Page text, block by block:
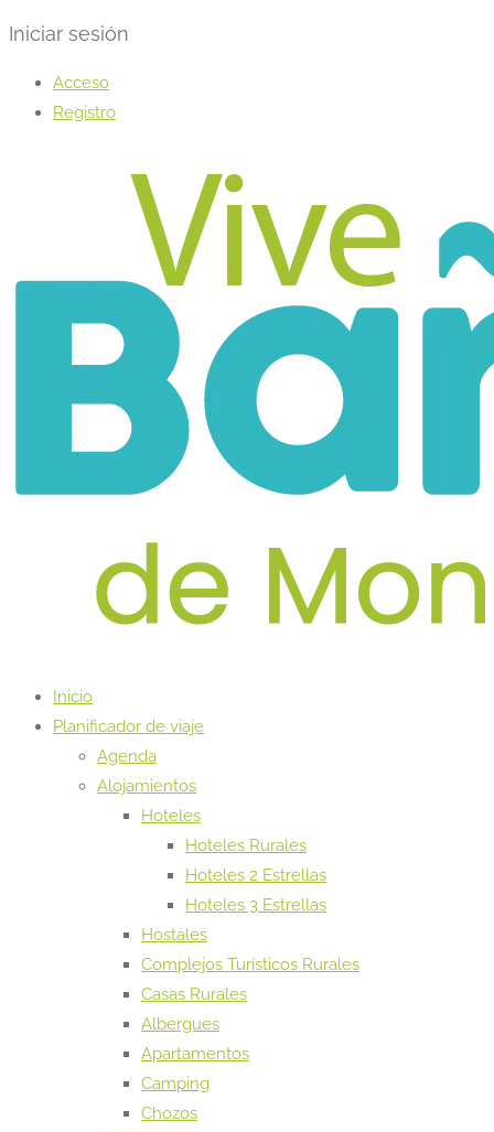
Iniciar sesión
Acceso
Registro
Inicio
Planificador de viaje
Agenda
Alojamientos
Hoteles
Hoteles Rurales
Hoteles 2 Estrellas
Hoteles 3 Estrellas
Hostales
Complejos Turísticos Rurales
Casas Rurales
Albergues
Apartamentos
Camping
Chozos